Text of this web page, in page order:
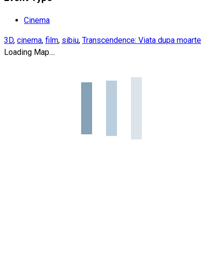
Cinema
3D, cinema, film, sibiu, Transcendence: Viata dupa moarte
Loading Map....